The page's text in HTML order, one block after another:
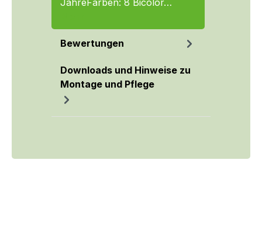
JahreFarben: 8 Bicolor…
Bewertungen
Downloads und Hinweise zu
Montage und Pflege